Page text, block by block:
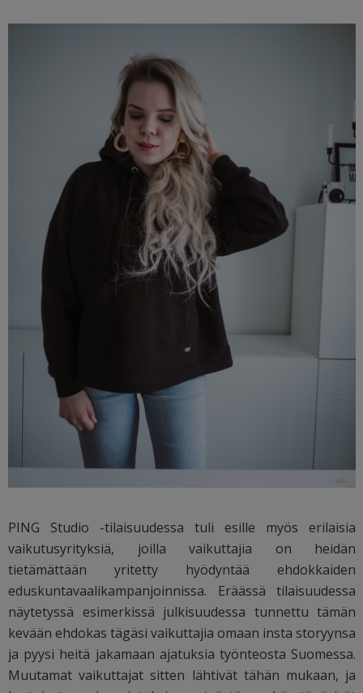
PING Studio -tilaisuudessa tuli esille myös erilaisia
vaikutusyrityksiä, joilla vaikuttajia on heidän
tietämättään yritetty hyödyntää ehdokkaiden
eduskuntavaalikampanjoinnissa. Eräässä tilaisuudessa
näytetyssä esimerkissä julkisuudessa tunnettu tämän
kevään ehdokas tägäsi vaikuttajia omaan insta storyynsa
ja pyysi heitä jakamaan ajatuksia työnteosta Suomessa.
Muutamat vaikuttajat sitten lähtivät tähän mukaan, ja